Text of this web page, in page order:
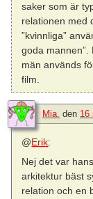
saker som är
relationen med
”kvinnliga”
goda
män används
film.
Mia. den 16
@Erik:
Nej det var
arkitektur bäst
relation och en